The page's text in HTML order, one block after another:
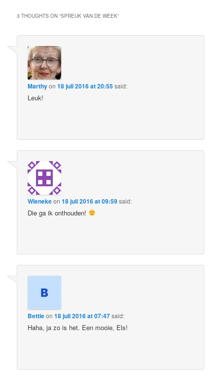
3 THOUGHTS ON “SPREUK VAN DE WEEK”
Marthyon18 juli 2016 at 20:55said:
Leuk!
Wienekeon18 juli 2016 at 09:59said:
Die ga ik onthouden!
Bettieon18 juli 2016 at 07:47said:
Haha, ja zo is het. Een mooie, Els!